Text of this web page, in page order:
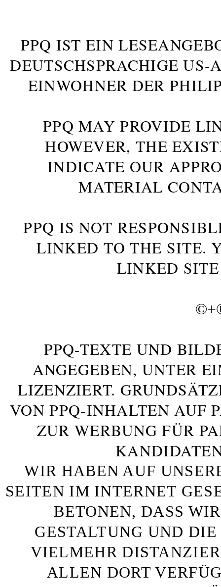
PPQ IST EIN
DEUTSCHSPRACHIGE US-
INWOHNER DER
PPQ MAY PROVIDE
HOWEVER, THE
INDICATE OUR
MATERIAL
PPQ IS NOT
LINKED TO THE SITE.
LINKED
©+
PPQ-TEXTE UND
ANGEGEBEN, UNTER
LIZENZIERT.
VON PPQ-INHALTEN AUF
ZUR WERBUNG FÜR
WIR HABEN AUF
SEITEN IM INTERNET
BETONEN, DASS
GESTALTUNG UND
VIELMEHR
ALLEN DORT